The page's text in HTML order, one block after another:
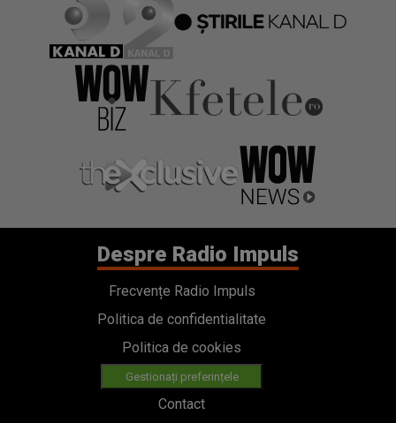
Despre Radio Impuls
Frecvențe Radio Impuls
Politica de confidentialitate
Politica de cookies
Gestionați preferințele
Contact